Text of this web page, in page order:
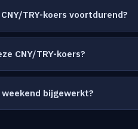
TRY-koers voortdurend?
CNY/TRY-koers?
bijgewerkt?